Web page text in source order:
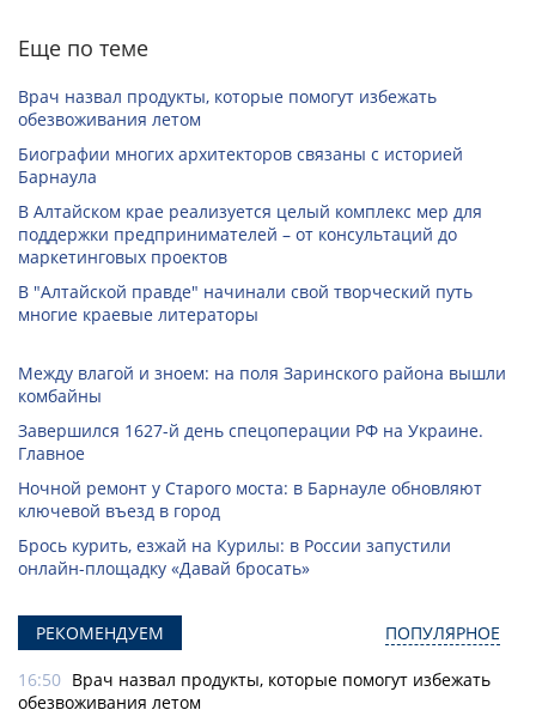
Еще по теме
Врач назвал продукты, которые помогут избежать
обезвоживания летом
Биографии многих архитекторов связаны с историей
Барнаула
В Алтайском крае реализуется целый комплекс мер для
поддержки предпринимателей – от консультаций до
маркетинговых проектов
В "Алтайской правде" начинали свой творческий путь
многие краевые литераторы
Между влагой и зноем: на поля Заринского района вышли
комбайны
Завершился 1627-й день спецоперации РФ на Украине.
Главное
Ночной ремонт у Старого моста: в Барнауле обновляют
ключевой въезд в город
Брось курить, езжай на Курилы: в России запустили
онлайн-­площадку «Давай бросать»
РЕКОМЕНДУЕМ ПОПУЛЯРНОЕ
16:50 Врач назвал продукты, которые помогут избежать
обезвоживания летом